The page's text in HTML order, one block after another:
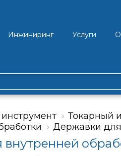
Инжиниринг Услуги
Токарный
Державки для